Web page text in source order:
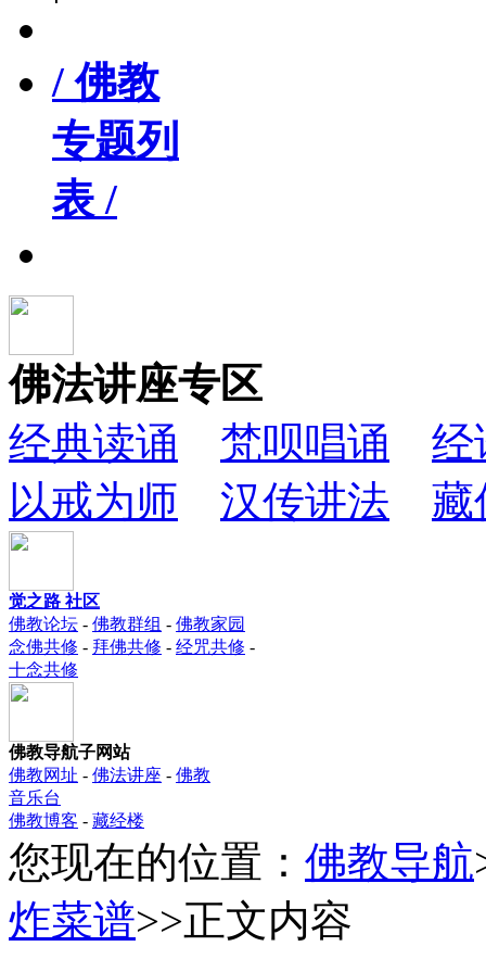
/ 佛教
专题列
表 /
佛法讲座专区
经典读诵
梵呗唱诵
经
以戒为师
汉传讲法 藏
觉之路 社区
佛教论坛 - 佛教群组 - 佛教家园
念佛共修 - 拜佛共修 - 经咒共修 -
十念共修
佛教导航子网站
佛教网址 - 佛法讲座 - 佛教
音乐台
佛教博客 - 藏经楼
您现在的位置： 佛教导航
炸菜谱>>正文内容